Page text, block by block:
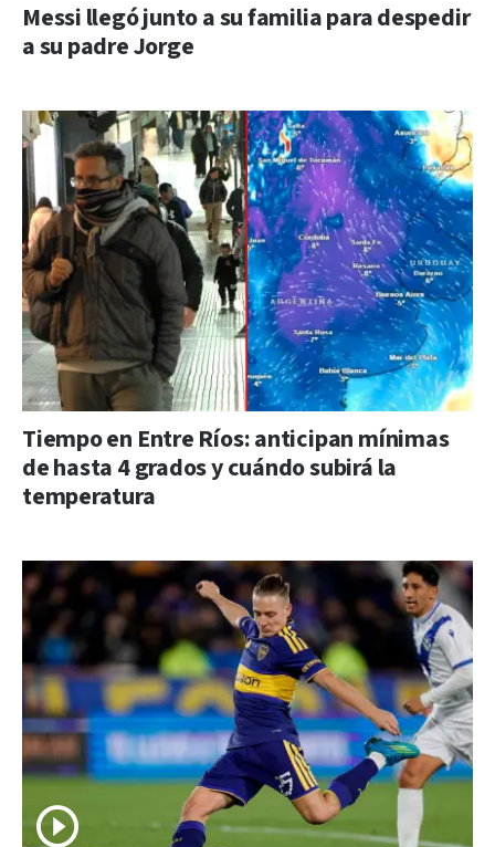
Messi llegó junto a su familia para despedir
a su padre Jorge
Tiempo en Entre Ríos: anticipan mínimas
de hasta 4 grados y cuándo subirá la
temperatura